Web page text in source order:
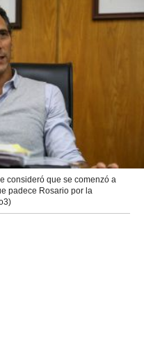
consideró que se comenzó a
padece Rosario por la